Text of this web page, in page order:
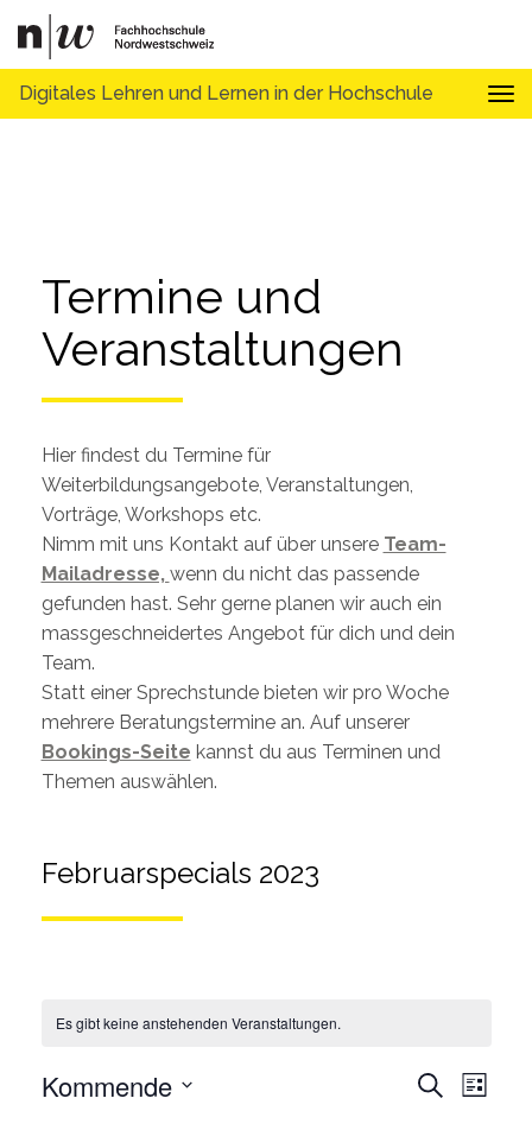
Digitales Lehren und Lernen in der Hochschule
Termine und
Veranstaltungen
Hier findest du Termine für
Weiterbildungsangebote, Veranstaltungen,
Vorträge, Workshops etc.
Nimm mit uns Kontakt auf über unsere Team-
Mailadresse, wenn du nicht das passende
gefunden hast. Sehr gerne planen wir auch ein
massgeschneidertes Angebot für dich und dein
Team.
Statt einer Sprechstunde bieten wir pro Woche
mehrere Beratungstermine an. Auf unserer
Bookings-Seite kannst du aus Terminen und
Themen auswählen.
Februarspecials 2023
Es gibt keine anstehenden Veranstaltungen.
Suche
Liste
Kommende